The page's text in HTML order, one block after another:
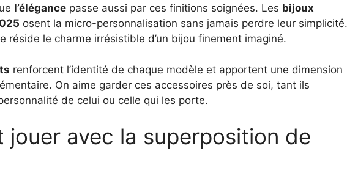
l’élégance passe aussi par ces finitions soignées. Les bijoux
osent la micro-personnalisation sans jamais perdre leur simplicité.
réside le charme irrésistible d’un bijou finement imaginé.
renforcent l’identité de chaque modèle et apportent une dimension
On aime garder ces accessoires près de soi, tant ils
de celui ou celle qui les porte.
jouer avec la superposition de